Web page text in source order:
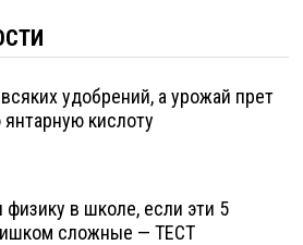
удобрений, а урожай прет
кислоту
в школе, если эти 5
сложные — ТЕСТ